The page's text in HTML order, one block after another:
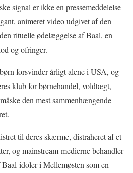
signal er ikke en pressemeddelelse
animeret video udgivet af den
rituelle ødelæggelse af Baal, en
og ofringer.
forsvinder årligt alene i USA, og
klub for børnehandel, voldtægt,
den mest sammenhængende
til deres skærme, distraheret af et
og mainstream-medierne behandler
idoler i Mellemøsten som en